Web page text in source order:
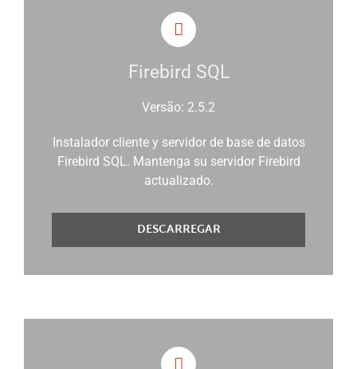
Firebird SQL
Versão: 2.5.2
Instalador cliente y servidor de base de datos
Firebird SQL. Mantenga su servidor Firebird
actualizado.
DESCARREGAR